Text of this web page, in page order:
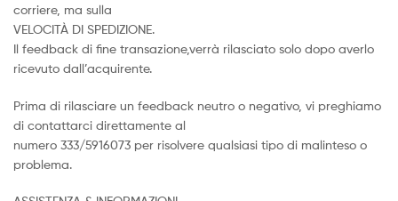
corriere, ma sulla
VELOCITÀ DI SPEDIZIONE.
Il feedback di fine transazione,verrà rilasciato solo dopo averlo
ricevuto dall’acquirente.
Prima di rilasciare un feedback neutro o negativo, vi preghiamo
di contattarci direttamente al
numero 333/5916073 per risolvere qualsiasi tipo di malinteso o
problema.